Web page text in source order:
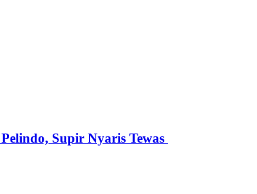
Supir Nyaris Tewas